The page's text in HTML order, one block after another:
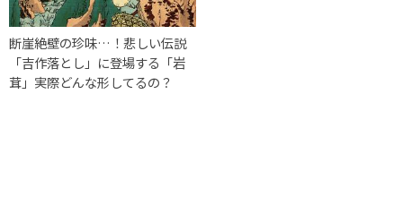
断崖絶壁の珍味…！悲しい伝説
「吉作落とし」に登場する「岩
茸」実際どんな形してるの？